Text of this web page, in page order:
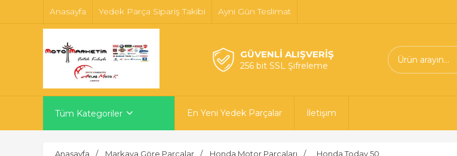
Anasayfa Yedek Parça Sipariş Takibi Ayni Gün Teslimat
GÜVENLİ ALIŞVERİŞ
256 bit SSL Şifreleme
Tüm Kategoriler En Yeni Yedek Parçalar İletişim
Anasayfa Markaya Göre Parçalar Honda Motor Parçaları . Honda Today 50